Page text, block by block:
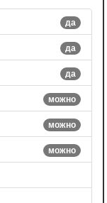
да
да
да
можно
можно
можно